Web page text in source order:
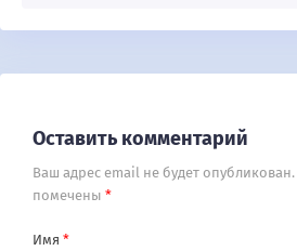
Оставить комментарий
Ваш адрес email не будет опубликован.
помечены *
Имя *